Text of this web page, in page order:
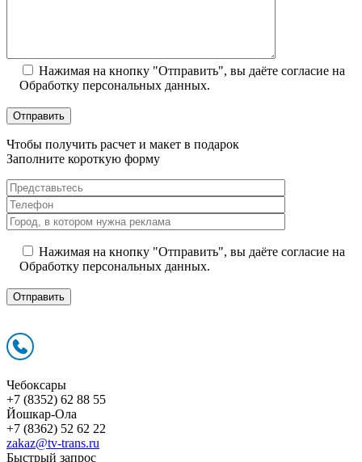
Нажимая на кнопку "Отправить", вы даёте согласие на
Обработку персональных данных.
Чтобы получить расчет и макет в подарок
Заполните короткую форму
Нажимая на кнопку "Отправить", вы даёте согласие на
Обработку персональных данных.
Чебоксары
+7 (8352) 62 88 55
Йошкар-Ола
+7 (8362) 52 62 22
zakaz@tv-trans.ru
Быстрый запрос